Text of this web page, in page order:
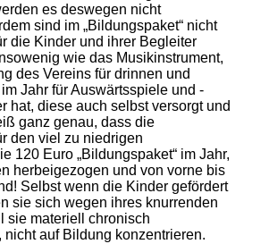
es deswegen nicht
sind im „Bildungspaket“ nicht
die Kinder und ihrer Begleiter
wie das Musikinstrument,
des Vereins für drinnen und
Jahr für Auswärtsspiele und -
hat, diese auch selbst versorgt und
ganz genau, dass die
den viel zu niedrigen
120 Euro „Bildungspaket“ im Jahr,
herbeigezogen und von vorne bis
Selbst wenn die Kinder gefördert
sie sich wegen ihres knurrenden
sie materiell chronisch
nicht auf Bildung konzentrieren.